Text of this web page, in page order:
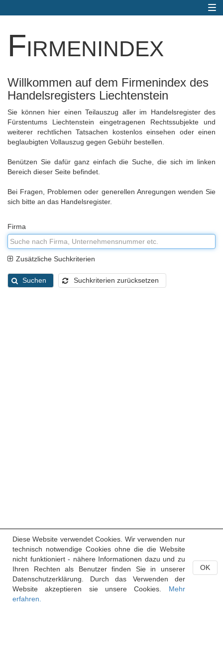
Firmenindex
Willkommen auf dem Firmenindex des
Handelsregisters Liechtenstein
Sie können hier einen Teilauszug aller im Handelsregister des
Fürstentums Liechtenstein eingetragenen Rechtssubjekte und
weiterer rechtlichen Tatsachen kostenlos einsehen oder einen
beglaubigten Vollauszug gegen Gebühr bestellen.
Benützen Sie dafür ganz einfach die Suche, die sich im linken
Bereich dieser Seite befindet.
Bei Fragen, Problemen oder generellen Anregungen wenden Sie
sich bitte an das Handelsregister.
Firma
Zusätzliche Suchkriterien
Suchen Suchkriterien zurücksetzen
Diese Website verwendet Cookies. Wir verwenden nur
technisch notwendige Cookies ohne die die Website
nicht funktioniert - nähere Informationen dazu und zu
Ihren Rechten als Benutzer finden Sie in unserer
Datenschutzerklärung. Durch das Verwenden der
Website akzeptieren sie unsere Cookies. Mehr
erfahren.
OK